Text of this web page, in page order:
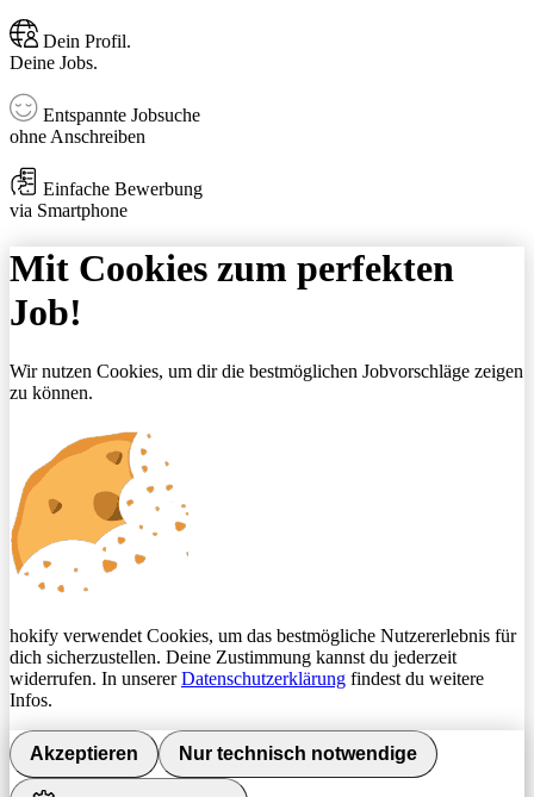
Dein Profil.
Deine Jobs.
Entspannte Jobsuche
ohne Anschreiben
Einfache Bewerbung
via Smartphone
Mit Cookies zum perfekten
Job!
Wir nutzen Cookies, um dir die bestmöglichen Jobvorschläge zeigen
zu können.
hokify verwendet Cookies, um das bestmögliche Nutzererlebnis für
dich sicherzustellen. Deine Zustimmung kannst du jederzeit
widerrufen. In unsererDatenschutzerklärung findest du weitere
Infos.
Akzeptieren Nur technisch notwendige